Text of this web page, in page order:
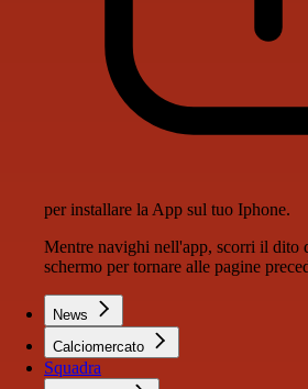
per installare la App sul tuo Iphone.
Mentre navighi nell'app, scorri il dito
schermo per tornare alle pagine
News
Calciomercato
Squadra